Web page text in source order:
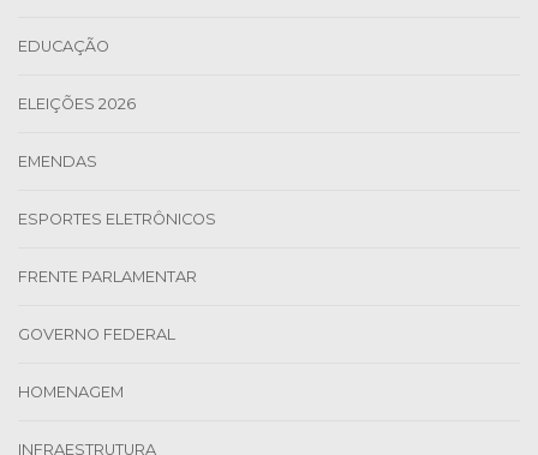
EDUCAÇÃO
ELEIÇÕES 2026
EMENDAS
ESPORTES ELETRÔNICOS
FRENTE PARLAMENTAR
GOVERNO FEDERAL
HOMENAGEM
INFRAESTRUTURA